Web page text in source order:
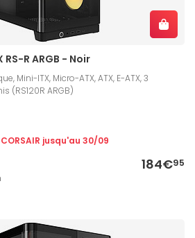
R ARGB - Noir
Mini-ITX, Micro-ATX, ATX, E-ATX, 3
(RS120R ARGB)
jusqu'au 30/09
184€95